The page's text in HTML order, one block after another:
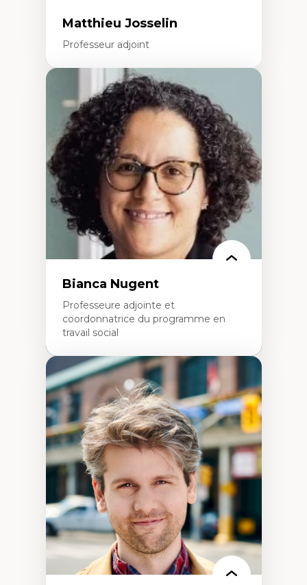
Matthieu Josselin
Professeur adjoint
Expertises
Ethnographie critique des environnements
d’apprentissage des étudiant.e.s
Approche transdisciplinaire des
compétences socioaffectives et
interculturelles
Didactique des langues secondes et
compétence pragmatique
Andragogie
Méthodologies de recherche qualitative
Bianca Nugent
Professeure adjointe et
coordonnatrice du programme en
travail social
Expertises
Travail social, action et justice sociale
Fondements de l’intervention et des
nouvelles pratiques en travail social et en
éducation inclusive
Minorités linguistiques, offre active et
francophonie plurielle en contexte
linguistique minoritaire
Études critiques sur le handicap, la
neurodiversité, l'agentivité et les injustices
épistémiques
Intersectionnalité et réalités 2SLGBTQ+
Méthodes d’interventions et approches
antiraciste, décoloniale, anti-oppressive
Approche interculturelle critique
Pair-aidance, proche aidance, famille
choisie et soutien mutuel
Intervention de groupe, communautaire,